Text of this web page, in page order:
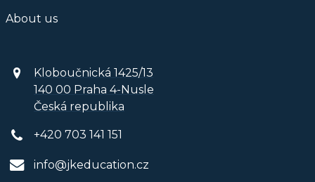
About us
Kloboučnická 1425/13
140 00 Praha 4-Nusle
Česká republika
+420 703 141 151
info@jkeducation.cz